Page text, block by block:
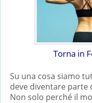
Torna in
Su una cosa siamo
deve diventare
Non solo perché il